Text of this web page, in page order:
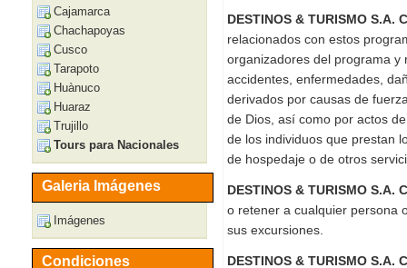
DESTINOS & TURISMO S.A.
relacionados con estos
organizadores del programa y
accidentes, enfermedades,
derivados por causas de
de Dios, así como por actos
de los individuos que prestan
de hospedaje o de otros
DESTINOS & TURISMO S.A.
o retener a cualquier persona
sus excursiones.
DESTINOS & TURISMO S.A.
Cajamarca
Chachapoyas
Cusco
Tarapoto
Huànuco
Huaraz
Trujillo
Tours para Nacionales
Galeria Imágenes
Imágenes
Condiciones